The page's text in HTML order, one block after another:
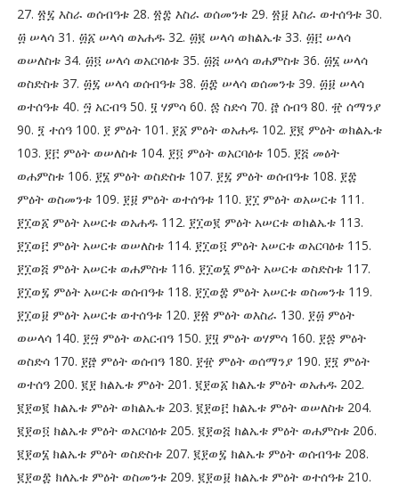
27. ፳፯ እስራ ወሰብዓቱ 28. ፳፰ እስራ ወሰመንቱ 29. ፳፱ እስራ ወተሰዓቱ 30.
፴ ሠላሳ 31. ፴፩ ሠላሳ ወአሐዱ 32. ፴፪ ሠላሳ ወክልኤቱ 33. ፴፫ ሠላሳ
ወሠለስቱ 34. ፴፬ ሠላሳ ወአርባዕቱ 35. ፴፭ ሠላሳ ወሐምስቱ 36. ፴፮ ሠላሳ
ወስድስቱ 37. ፴፯ ሠላሳ ወሰብዓቱ 38. ፴፰ ሠላሳ ወሰመንቱ 39. ፴፱ ሠላሳ
ወተሰዓቱ 40. ፵ አርብዓ 50. ፶ ሃምሳ 60. ፷ ስድሳ 70. ፸ ሰብዓ 80. ፹ ሰማንያ
90. ፺ ተሰዓ 100. ፻ ምዕት 101. ፻፩ ምዕት ወአሐዱ 102. ፻፪ ምዕት ወክልኤቱ
103. ፻፫ ምዕት ወሠለስቱ 104. ፻፬ ምዕት ወአርባዕቱ 105. ፻፭ መዕት
ወሐምስቱ 106. ፻፮ ምዕት ወስድስቱ 107. ፻፯ ምዕት ወሰብዓቱ 108. ፻፰
ምዕት ወስመንቱ 109. ፻፱ ምዕት ወተሰዓቱ 110. ፻፲ ምዕት ወአሠርቱ 111.
፻፲ወ፩ ምዕት አሠርቱ ወአሐዱ 112. ፻፲ወ፪ ምዕት አሠርቱ ወክልኤቱ 113.
፻፲ወ፫ ምዕት አሠርቱ ወሠለስቱ 114. ፻፲ወ፬ ምዕት አሠርቱ ወአርባዕቱ 115.
፻፲ወ፭ ምዕት አሠርቱ ወሐምስቱ 116. ፻፲ወ፮ ምዕት አሠርቱ ወስድስቱ 117.
፻፲ወ፯ ምዕት አሠርቱ ወሰብዓቱ 118. ፻፲ወ፰ ምዕት አሠርቱ ወስመንቱ 119.
፻፲ወ፱ ምዕት አሠርቱ ወተሰዓቱ 120. ፻፳ ምዕት ወእስራ 130. ፻፴ ምዕት
ወሠላሳ 140. ፻፵ ምዕት ወአርብዓ 150. ፻፶ ምዕት ወሃምሳ 160. ፻፷ ምዕት
ወስድሳ 170. ፻፸ ምዕት ወሰብዓ 180. ፻፹ ምዕት ወሰማንያ 190. ፻፺ ምዕት
ወተሰዓ 200. ፪፻ ክልኤቱ ምዕት 201. ፪፻ወ፩ ክልኤቱ ምዕት ወአሐዱ 202.
፪፻ወ፪ ክልኤቱ ምዕት ወክልኤቱ 203. ፪፻ወ፫ ክልኤቱ ምዕት ወሠለስቱ 204.
፪፻ወ፬ ክልኤቱ ምዕት ወአርባዕቱ 205. ፪፻ወ፭ ክልኤቱ ምዕት ወሐምስቱ 206.
፪፻ወ፮ ክልኤቱ ምዕት ወስድስቱ 207. ፪፻ወ፯ ክልኤቱ ምዕት ወሰብዓቱ 208.
፪፻ወ፰ ክለኤቱ ምዕት ወስመንቱ 209. ፪፻ወ፱ ክልኤቱ ምዕት ወተሰዓቱ 210.